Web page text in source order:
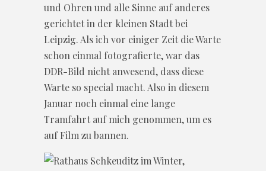
und Ohren und alle Sinne auf anderes
gerichtet in der kleinen Stadt bei
Leipzig. Als ich vor einiger Zeit die Warte
schon einmal fotografierte, war das
DDR-Bild nicht anwesend, dass diese
Warte so special macht. Also in diesem
Januar noch einmal eine lange
Tramfahrt auf mich genommen, um es
auf Film zu bannen.